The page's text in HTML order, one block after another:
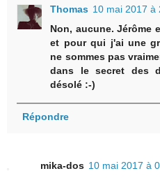
Thomas 10 mai 2017 à
Non, aucune. Jérôme
et pour qui j'ai une
ne sommes pas
dans le secret des
désolé :-)
Répondre
mika-dos 10 mai 2017 à